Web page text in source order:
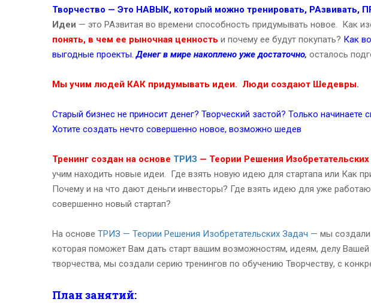
Творчество — Это НАВЫК, который можно тренировать, РАзвивать,
Идеи — это РАзвитая во времени способность придумывать новое. Как
понять, в чем ее рыночная ценность и почему ее будут покупать? Как
выгодные проекты. Денег в мире накоплено уже достаточно, осталось
Мы учим людей КАК придумывать идеи. Люди создают Шедевры.
Старый бизнес не приносит денег? Творческий застой? Только
Хотите создать нечто совершенно новое, возможно шедев
Тренинг создан на основе ТРИЗ — Теории Решения
учим находить новые идеи. Где взять новую идею для стартапа или Как
Почему и на что дают деньги инвесторы? Где взять идею для уже
совершенно новый стартап?
На основе ТРИЗ — Теории Решения Изобретательских Задач — мы создали
которая поможет Вам дать старт вашим возможностям, идеям, делу
творчества, мы создали серию тренингов по обучению Творчеству, с
План занятий: